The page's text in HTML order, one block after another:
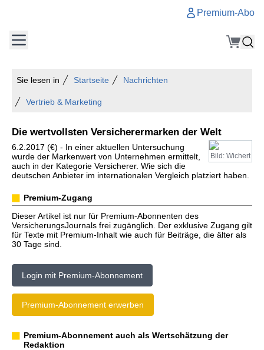
Premium-Abo
Sie lesen in Startseite Nachrichten
Vertrieb & Marketing
Die wertvollsten Versicherermarken der Welt
Bild: Wichert
6.2.2017 (€) - In einer aktuellen Untersuchung
wurde der Markenwert von Unternehmen ermittelt,
auch in der Kategorie Versicherer. Wie sich die
deutschen Anbieter im internationalen Vergleich platziert haben.
Premium-Zugang
Dieser Artikel ist nur für Premium-Abonnenten des
VersicherungsJournals frei zugänglich. Der exklusive Zugang gilt
für Texte mit Premium-Inhalt wie auch für Beiträge, die älter als
30 Tage sind.
Login mit Premium-Abonnement
Premium-Abonnement erwerben
Premium-Abonnement auch als Wertschätzung der
Redaktion